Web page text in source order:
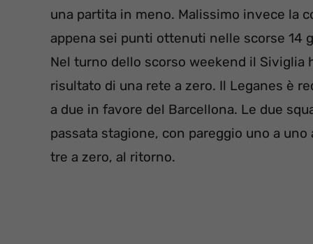
una partita in meno. Malissimo invece la
appena sei punti ottenuti nelle scorse 14
Nel turno dello scorso weekend il Siviglia
risultato di una rete a zero. Il Leganes è
a due in favore del Barcellona. Le due
passata stagione, con pareggio uno a
tre a zero, al ritorno.